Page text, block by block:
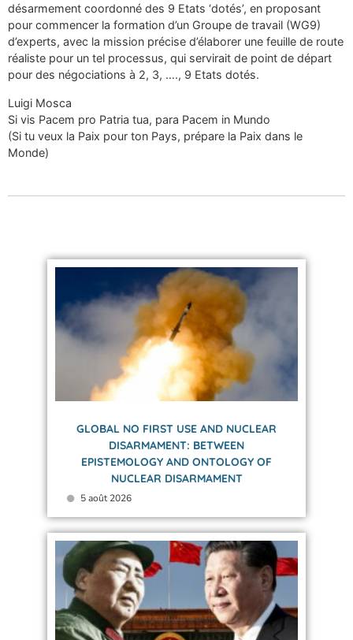
désarmement coordonné des 9 Etats ‘dotés’, en proposant
pour commencer la formation d’un Groupe de travail (WG9)
d’experts, avec la mission précise d’élaborer une feuille de route
réaliste pour un tel processus, qui servirait de point de départ
pour des négociations à 2, 3, …., 9 Etats dotés.
Luigi Mosca
Si vis Pacem pro Patria tua, para Pacem in Mundo
(Si tu veux la Paix pour ton Pays, prépare la Paix dans le
Monde)
GLOBAL NO FIRST USE AND NUCLEAR
DISARMAMENT: BETWEEN
EPISTEMOLOGY AND ONTOLOGY OF
NUCLEAR DISARMAMENT
5 août 2026